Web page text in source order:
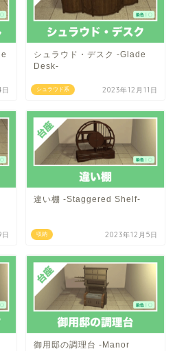
シュラウド系
シュラウド・デスク -Glade
Desk-
2023年12月11日
収納
違い棚 -Staggered Shelf-
2023年12月5日
御用邸の調理台 -Manor